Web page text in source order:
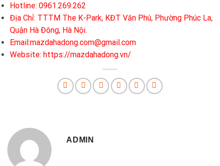
Hotline: 0961.269.262
Địa Chỉ: TTTM The K-Park, KĐT Văn Phú, Phường Phúc La,
Quận Hà Đông, Hà Nội.
Email:mazdahadong.com@gmail.com
Website: https://mazdahadong.vn/
ADMIN